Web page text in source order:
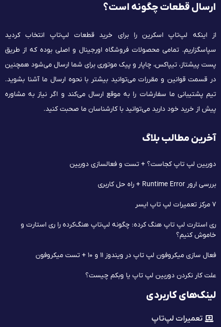
ارسال قطعات چگونه است؟
از اینکه لپ‌تاپ اسکرین را برای خرید قطعات لپ‌تاپ انتخاب کردید
سپاسگزاریم. تمامی محصولات فروشگاه اورجینال و اصلی بوده که از طریق
پست پیشتاز، تیپاکس، چاپار و پیک موتوری برای شما ارسال می‌شود همچنین
در قسمت قوانین و مقررات می‌توانید بیشتر با نحوه ارسال ما آشنا بشوید.
تیم پشتیبانی ما سفارشات را به موقع ارسال می‌کند و اگر نیاز به مشاوره
پیش از خرید خود دارید می‌توانید با کارشناسان ما صحبت کنید.
آخرین مطالب بلاگ
دوربین لپ تاپ کجاست؟ + تست و فعالسازی دوربین
بررسی ارور Runtime Error + راه حل کاربری
۷ مرکز تعمیرات لپ‌ تاپ ایسر
ری استارت لپ تاپ هنگ کرده: چگونه لپ‌تاپ هنگ‌کرده را ری استارت و
خاموش کنیم؟
فعال سازی میکروفون لپ تاپ در ویندوز ۱۱ و ۱۰ + تست میکروفون
علت کار نکردن دوربین لپ تاپ یا وبکم چیست؟
لینک‌های کاربردی
تعمیرات لپ‌تاپ